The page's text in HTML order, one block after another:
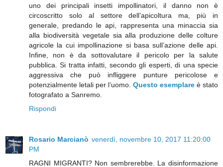
uno dei principali insetti impollinatori, il danno non è
circoscritto solo al settore dell’apicoltura ma, più in
generale, predando le api, rappresenta una minaccia sia
alla biodiversità vegetale sia alla produzione delle colture
agricole la cui impollinazione si basa sull’azione delle api.
Infine, non è da sottovalutare il pericolo per la salute
pubblica. Si tratta infatti, secondo gli esperti, di una specie
aggressiva che può infliggere punture pericolose e
potenzialmente letali per l’uomo. Questo esemplare è stato
fotografato a Sanremo.
Rispondi
Rosario Marcianò venerdì, novembre 10, 2017 11:20:00
PM
RAGNI MIGRANTI? Non sembrerebbe. La disinformazione